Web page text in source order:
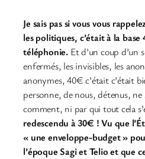
Je sais pas si vous vous
les politiques, c’était à la
téléphonie. Et d’un coup d’un
enfermés, les invisibles, les
anonymes, 40€ c’était c’était
personne, de nous, détenus,
comment, ni par qui tout cela
redescendu à 30€ !Vu que
« une enveloppe-budget »
l’époque Sagi et Telio et que